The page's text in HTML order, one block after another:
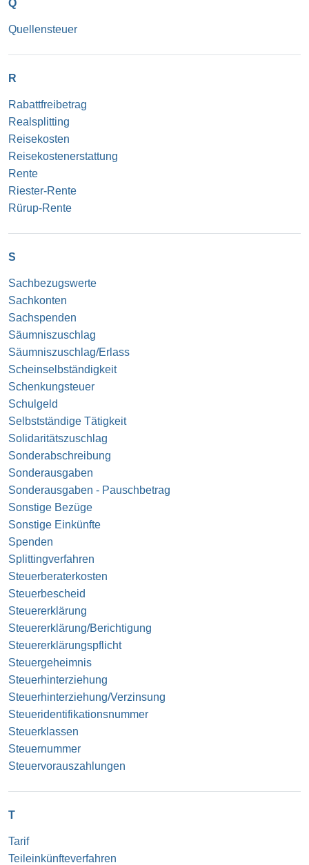
Q
Quellensteuer
R
Rabattfreibetrag
Realsplitting
Reisekosten
Reisekostenerstattung
Rente
Riester-Rente
Rürup-Rente
S
Sachbezugswerte
Sachkonten
Sachspenden
Säumniszuschlag
Säumniszuschlag/Erlass
Scheinselbständigkeit
Schenkungsteuer
Schulgeld
Selbstständige Tätigkeit
Solidaritätszuschlag
Sonderabschreibung
Sonderausgaben
Sonderausgaben - Pauschbetrag
Sonstige Bezüge
Sonstige Einkünfte
Spenden
Splittingverfahren
Steuerberaterkosten
Steuerbescheid
Steuererklärung
Steuererklärung/Berichtigung
Steuererklärungspflicht
Steuergeheimnis
Steuerhinterziehung
Steuerhinterziehung/Verzinsung
Steueridentifikationsnummer
Steuerklassen
Steuernummer
Steuervorauszahlungen
T
Tarif
Teileinkünfteverfahren